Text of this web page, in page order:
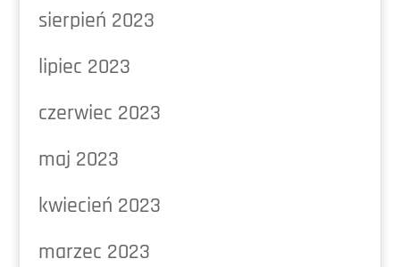
sierpień 2023
lipiec 2023
czerwiec 2023
maj 2023
kwiecień 2023
marzec 2023